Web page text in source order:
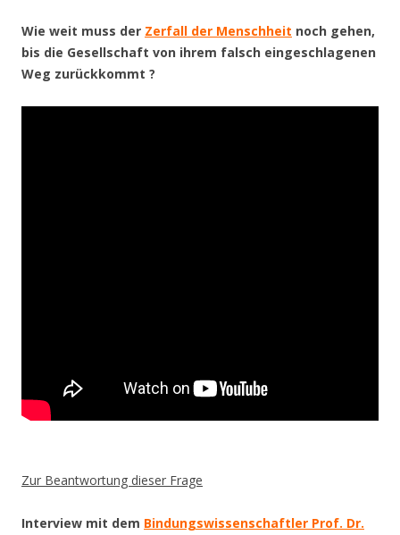
Wie weit muss der Zerfall der Menschheit noch gehen,
bis die Gesellschaft von ihrem falsch eingeschlagenen
Weg zurückkommt ?
Zur Beantwortung dieser Frage
Interview mit dem Bindungswissenschaftler Prof. Dr.